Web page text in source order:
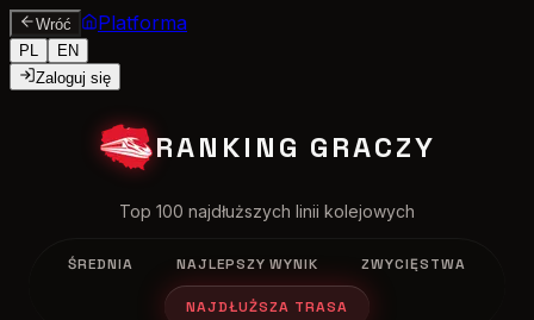
Wróć Platforma
PL
EN
Zaloguj się
RANKING GRACZY
Top 100 najdłuższych linii kolejowych
ŚREDNIA NAJLEPSZY WYNIK ZWYCIĘSTWA
NAJDŁUŻSZA TRASA